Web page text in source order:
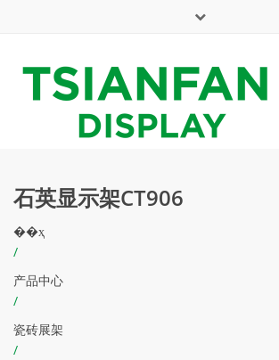
周一 - 周六: 7:00 - 17:00
石英显示架CT906
��ҳ
/
产品中心
/
瓷砖展架
/